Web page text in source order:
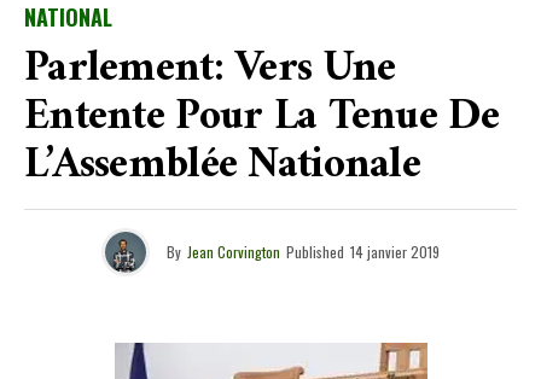
NATIONAL
Parlement: Vers Une
Entente Pour La Tenue De
L’Assemblée Nationale
By Jean Corvington Published 14 janvier 2019